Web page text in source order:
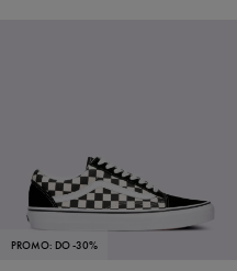
PROMO: DO -30%